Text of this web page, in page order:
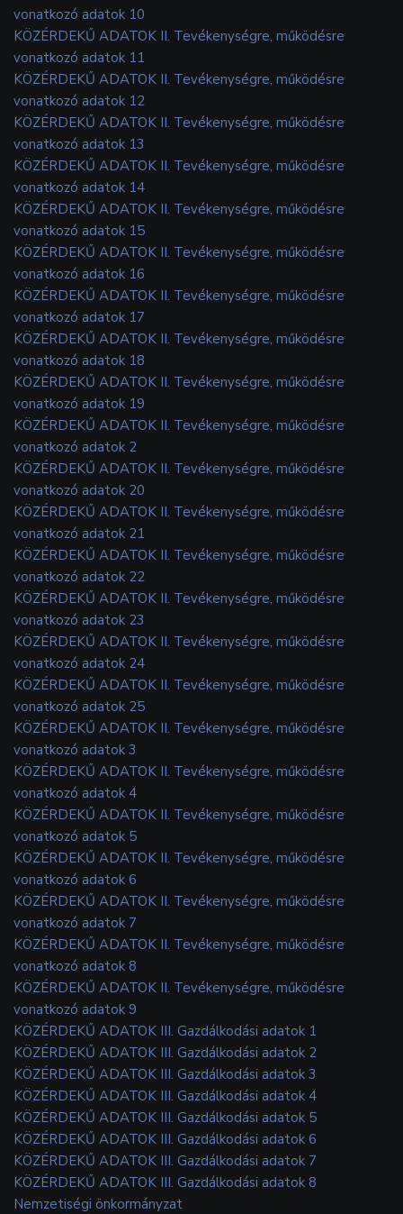
vonatkozó adatok 10
KÖZÉRDEKŰ ADATOK II. Tevékenységre, működésre
vonatkozó adatok 11
KÖZÉRDEKŰ ADATOK II. Tevékenységre, működésre
vonatkozó adatok 12
KÖZÉRDEKŰ ADATOK II. Tevékenységre, működésre
vonatkozó adatok 13
KÖZÉRDEKŰ ADATOK II. Tevékenységre, működésre
vonatkozó adatok 14
KÖZÉRDEKŰ ADATOK II. Tevékenységre, működésre
vonatkozó adatok 15
KÖZÉRDEKŰ ADATOK II. Tevékenységre, működésre
vonatkozó adatok 16
KÖZÉRDEKŰ ADATOK II. Tevékenységre, működésre
vonatkozó adatok 17
KÖZÉRDEKŰ ADATOK II. Tevékenységre, működésre
vonatkozó adatok 18
KÖZÉRDEKŰ ADATOK II. Tevékenységre, működésre
vonatkozó adatok 19
KÖZÉRDEKŰ ADATOK II. Tevékenységre, működésre
vonatkozó adatok 2
KÖZÉRDEKŰ ADATOK II. Tevékenységre, működésre
vonatkozó adatok 20
KÖZÉRDEKŰ ADATOK II. Tevékenységre, működésre
vonatkozó adatok 21
KÖZÉRDEKŰ ADATOK II. Tevékenységre, működésre
vonatkozó adatok 22
KÖZÉRDEKŰ ADATOK II. Tevékenységre, működésre
vonatkozó adatok 23
KÖZÉRDEKŰ ADATOK II. Tevékenységre, működésre
vonatkozó adatok 24
KÖZÉRDEKŰ ADATOK II. Tevékenységre, működésre
vonatkozó adatok 25
KÖZÉRDEKŰ ADATOK II. Tevékenységre, működésre
vonatkozó adatok 3
KÖZÉRDEKŰ ADATOK II. Tevékenységre, működésre
vonatkozó adatok 4
KÖZÉRDEKŰ ADATOK II. Tevékenységre, működésre
vonatkozó adatok 5
KÖZÉRDEKŰ ADATOK II. Tevékenységre, működésre
vonatkozó adatok 6
KÖZÉRDEKŰ ADATOK II. Tevékenységre, működésre
vonatkozó adatok 7
KÖZÉRDEKŰ ADATOK II. Tevékenységre, működésre
vonatkozó adatok 8
KÖZÉRDEKŰ ADATOK II. Tevékenységre, működésre
vonatkozó adatok 9
KÖZÉRDEKŰ ADATOK III. Gazdálkodási adatok 1
KÖZÉRDEKŰ ADATOK III. Gazdálkodási adatok 2
KÖZÉRDEKŰ ADATOK III. Gazdálkodási adatok 3
KÖZÉRDEKŰ ADATOK III. Gazdálkodási adatok 4
KÖZÉRDEKŰ ADATOK III. Gazdálkodási adatok 5
KÖZÉRDEKŰ ADATOK III. Gazdálkodási adatok 6
KÖZÉRDEKŰ ADATOK III. Gazdálkodási adatok 7
KÖZÉRDEKŰ ADATOK III. Gazdálkodási adatok 8
Nemzetiségi önkormányzat